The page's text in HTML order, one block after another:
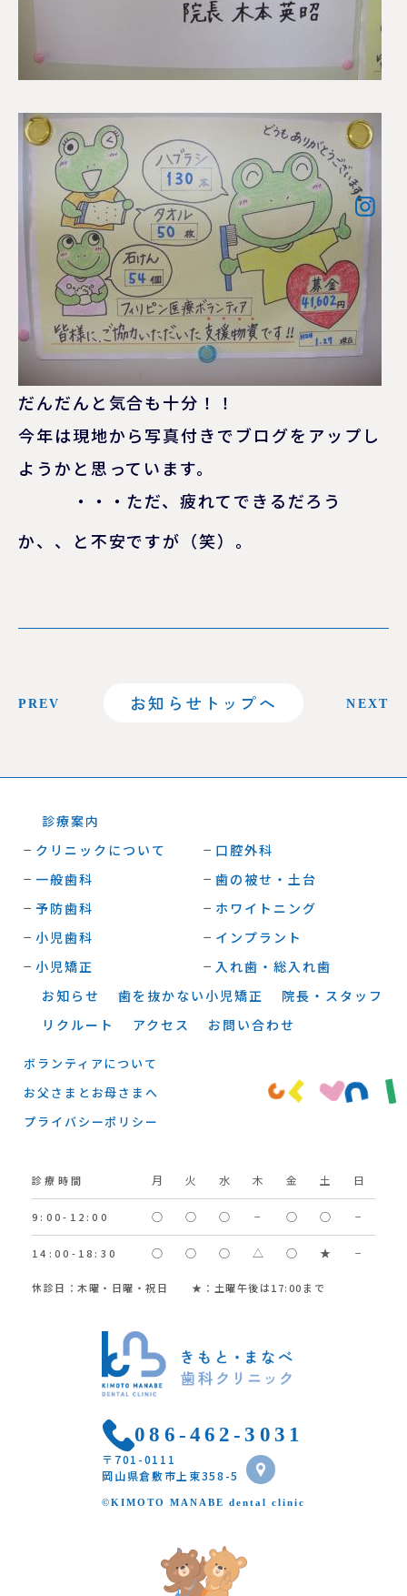
だんだんと気合も十分！！
今年は現地から写真付きでブログをアップし
ようかと思っています。
・・・ただ、疲れてできるだろう
か、、と不安ですが（笑）。
PREV お知らせトップへ NEXT
診療案内
クリニックについて
一般歯科
予防歯科
小児歯科
小児矯正
口腔外科
歯の被せ・土台
ホワイトニング
インプラント
入れ歯・総入れ歯
お知らせ
歯を抜かない小児矯正
院長・スタッフ
リクルート
アクセス お問い合わせ
ボランティアについて
お父さまとお母さまへ
プライバシーポリシー
086-462-3031
〒701-0111
岡山県倉敷市上東358-5
©KIMOTO MANABE dental clinic
診療時間 月 火 水 木 金 土 日
9:00-12:00 ○ ○ ○ − ○ ○ −
14:00-18:30 ○ ○ ○ △ ○ ★ −
休診日：木曜・日曜・祝日 ★：土曜午後は17:00まで